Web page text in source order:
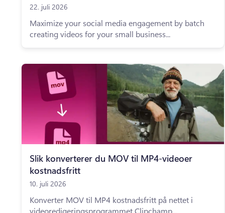
22. juli 2026
Maximize your social media engagement by batch
creating videos for your small business...
Slik konverterer du MOV til MP4-videoer
kostnadsfritt
10. juli 2026
Konverter MOV til MP4 kostnadsfritt på nettet i
videoredigeringsprogrammet Clipchamp...